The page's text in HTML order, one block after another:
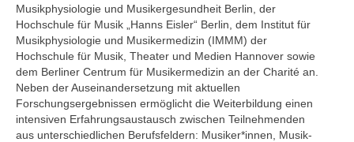
Musikphysiologie und Musikergesundheit Berlin, der
Hochschule für Musik „Hanns Eisler“ Berlin, dem Institut für
Musikphysiologie und Musikermedizin (IMMM) der
Hochschule für Musik, Theater und Medien Hannover sowie
dem Berliner Centrum für Musikermedizin an der Charité an.
Neben der Auseinandersetzung mit aktuellen
Forschungsergebnissen ermöglicht die Weiterbildung einen
intensiven Erfahrungsaustausch zwischen Teilnehmenden
aus unterschiedlichen Berufsfeldern: Musiker*innen, Musik-